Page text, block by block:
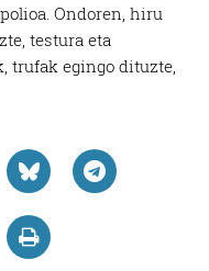
Ondoren, hiru
testura eta
trufak egingo dituzte,